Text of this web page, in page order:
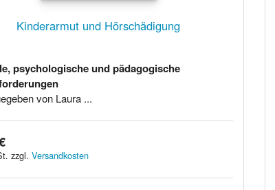
Kinderarmut und Hörschädigung
psychologische und pädagogische
von Laura ...
zzgl. Versandkosten